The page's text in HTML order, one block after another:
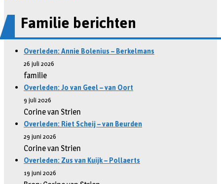
Familie berichten
Overleden: Annie Bolenius – Berkelmans
26 juli 2026
familie
Overleden: Jo van Geel – van Oort
9 juli 2026
Corine van Strien
Overleden: Riet Scheij – van Beurden
29 juni 2026
Corine van Strien
Overleden: Zus van Kuijk – Pollaerts
19 juni 2026